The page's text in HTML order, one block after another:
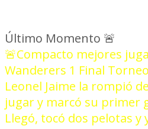
Último Momento 🚨
🚨Compacto mejores
Wanderers 1 Final
Leonel Jaime la rompió
jugar y marcó su primer
Llegó, tocó dos pelotas y